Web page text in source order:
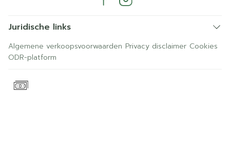
Juridische links
Algemene verkoopsvoorwaarden Privacy disclaimer Cookies
ODR-platform